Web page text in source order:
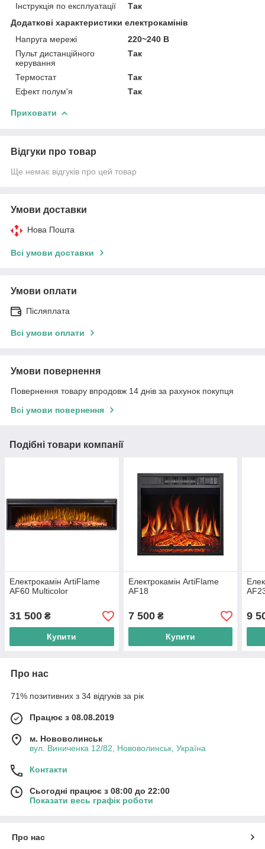
Інструкція по експлуатації
Так
Додаткові характеристики електрокамінів
Напруга мережі
220~240 В
Пульт дистанційного
керування
Так
Термостат
Так
Ефект полум'я
Так
Приховати
Відгуки про товар
Ще немає відгуків про цей товар
Умови доставки
Нова Пошта
Всі умови доставки
Умови оплати
Післяплата
Всі умови оплати
Умови повернення
Повернення товару впродовж 14 днів за рахунок покупця
Всі умови повернення
Подібні товари компанії
Електрокамін ArtiFlame
AF60 Multicolor
31 500 ₴
Купити
Електрокамін ArtiFlame
AF18
7 500₴
Купити
9
Про нас
71% позитивних з 34 відгуків за рік
Працює з 08.08.2019
м. Нововолинськ
вул. Виниченка 12/82, Нововолинськ, Україна
Контакти
Сьогодні працює з 08:00 до 22:00
Показати весь графік роботи
Про нас